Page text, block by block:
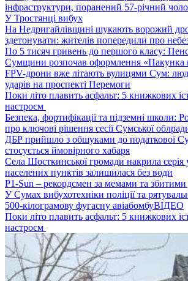
інфраструктури, поранений 57-річний
У Тростянці вибух
На Недригайлівщині шукають ворожий
здетонувати: жителів попередили про
По 5 тисяч гривень до першого класу:
Сумщини розпочав оформлення «Пакунка
FPV-дрони вже літають вулицями Сум:
ударів на проспекті Перемоги
Поки літо плавить асфальт: 5 книжкових
настроєм
Безпека, фортифікації та підземні школи:
про ключові рішення сесії Сумської
ДБР прийшло з обшуками до податкової
стосується ймовірного хабаря
Села Шосткинської громади накрила серія
населених пунктів залишилася без води
P1-Sun – рекордсмен за мемами та
У Сумах вибухотехніки поліції та
500-кілограмову фугасну авіабомбуВІДЕО
Поки літо плавить асфальт: 5 книжкових
настроєм